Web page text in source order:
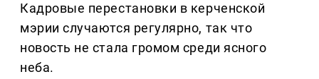
Кадровые перестановки в керченской
мэрии случаются регулярно, так что
новость не стала громом среди ясного
неба.